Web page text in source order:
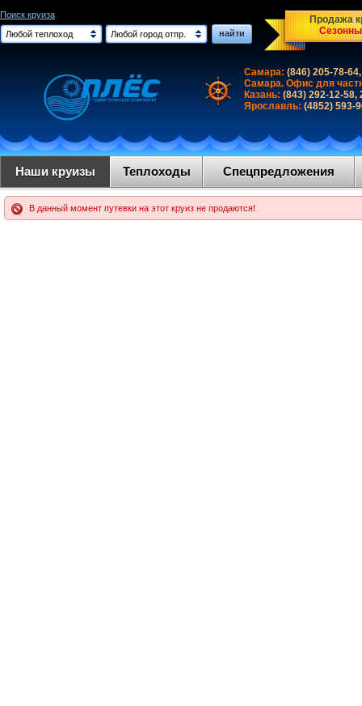
Поиск круиза
Любой теплоход
Любой город отпр. найти
Продажа
Самара: (846) 205-78-
Самара. Офис для
Казань: (843) 292-12-58,
Ярославль: (4852) 593-
Наши круизы Теплоходы Спецпредложения
В данный момент путевки на этот круиз не продаются!